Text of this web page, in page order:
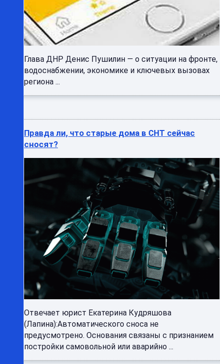
Глава ДНР Денис Пушилин — о ситуации на фронте,
водоснабжении, экономике и ключевых вызовах
региона ...
Правда ли, что старые дома в СНТ сейчас
сносят?
Отвечает юрист Екатерина Кудряшова
(Лапина):Автоматического сноса не
предусмотрено. Основания связаны с признанием
постройки самовольной или аварийно ...